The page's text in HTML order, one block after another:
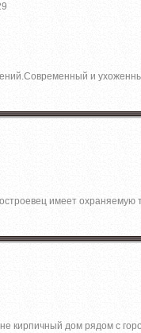
и
имеет охраняемую
киpпичный дoм pядом с